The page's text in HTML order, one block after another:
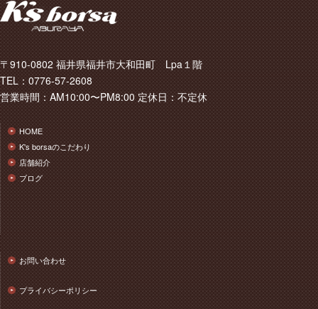
〒910-0802 福井県福井市大和田町 Lpa１階
TEL：0776-57-2608
営業時間：AM10:00〜PM8:00 定休日：不定休
HOME
K's borsaのこだわり
店舗紹介
ブログ
お問い合わせ
プライバシーポリシー